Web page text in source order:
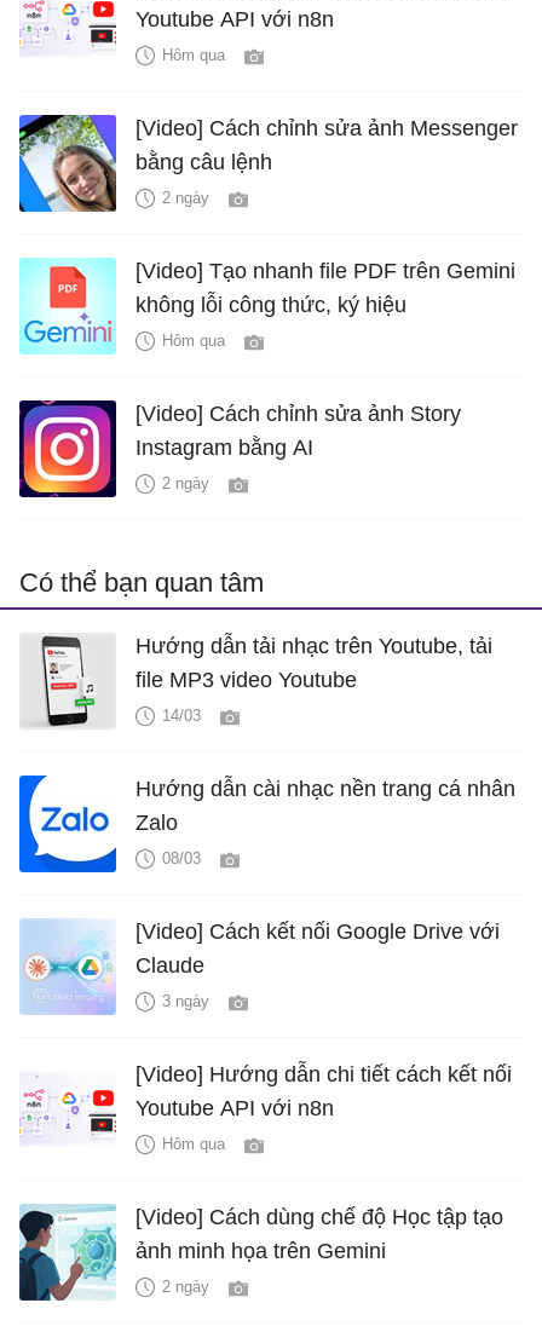
Youtube API với n8n
Hôm qua
[Video] Cách chỉnh sửa ảnh Messenger
bằng câu lệnh
2 ngày
[Video] Tạo nhanh file PDF trên Gemini
không lỗi công thức, ký hiệu
Hôm qua
[Video] Cách chỉnh sửa ảnh Story
Instagram bằng AI
2 ngày
Có thể bạn quan tâm
Hướng dẫn tải nhạc trên Youtube, tải
file MP3 video Youtube
14/03
Hướng dẫn cài nhạc nền trang cá nhân
Zalo
08/03
[Video] Cách kết nối Google Drive với
Claude
3 ngày
[Video] Hướng dẫn chi tiết cách kết nối
Youtube API với n8n
Hôm qua
[Video] Cách dùng chế độ Học tập tạo
ảnh minh họa trên Gemini
2 ngày